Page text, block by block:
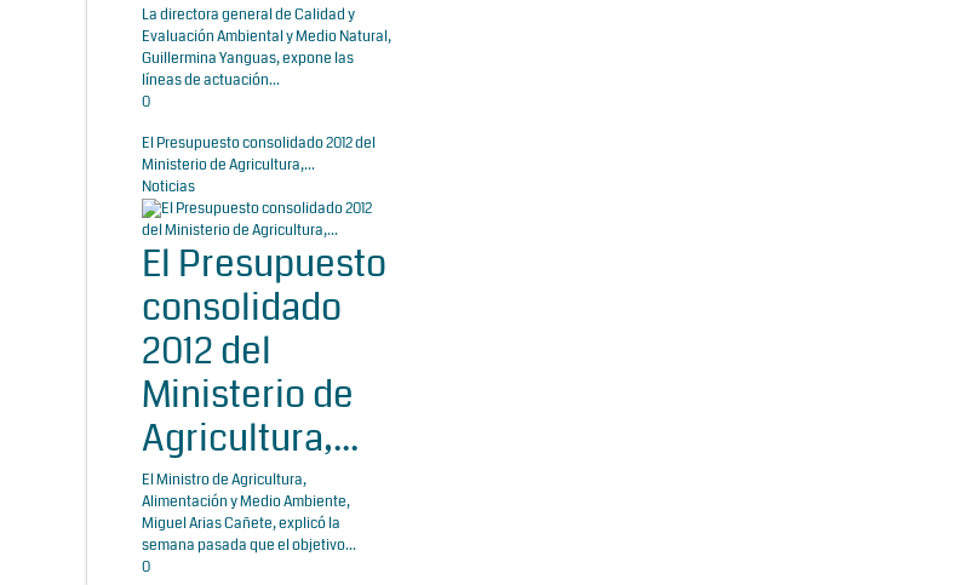
La directora general de Calidad y
Evaluación Ambiental y Medio Natural,
Guillermina Yanguas, expone las
líneas de actuación...
0
El Presupuesto consolidado 2012 del
Ministerio de Agricultura,...
Noticias
El Presupuesto
consolidado
2012 del
Ministerio de
Agricultura,...
El Ministro de Agricultura,
Alimentación y Medio Ambiente,
Miguel Arias Cañete, explicó la
semana pasada que el objetivo...
0